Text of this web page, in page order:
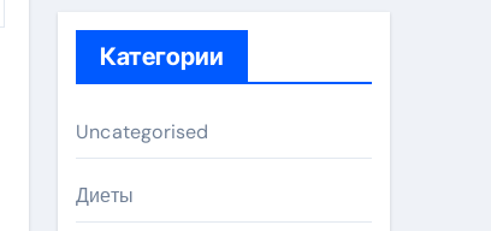
Категории
Uncategorised
Диеты